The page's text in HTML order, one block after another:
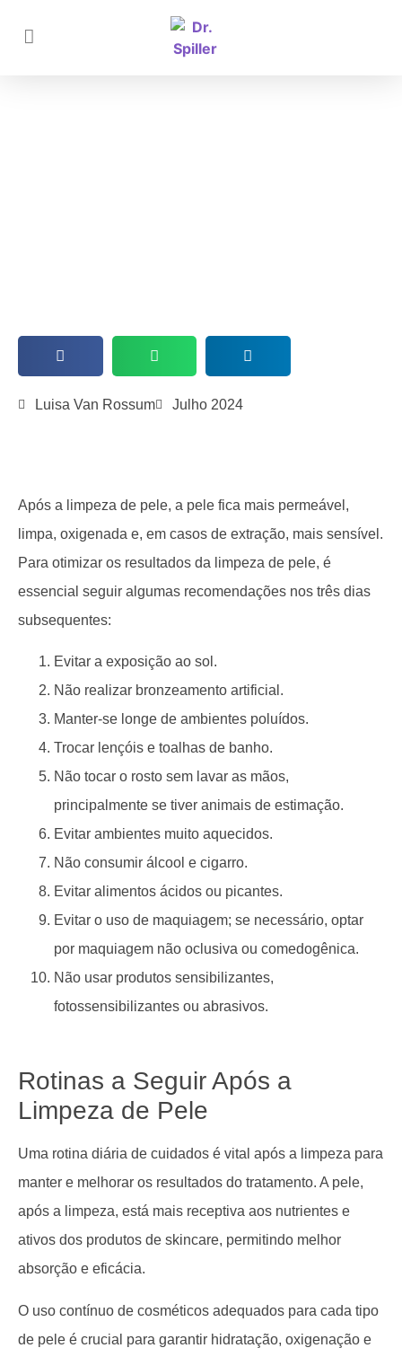
Luisa Van Rossum Julho 2024
Após a limpeza de pele, a pele fica mais permeável,
limpa, oxigenada e, em casos de extração, mais sensível.
Para otimizar os resultados da limpeza de pele, é
essencial seguir algumas recomendações nos três dias
subsequentes:
Evitar a exposição ao sol.
Não realizar bronzeamento artificial.
Manter-se longe de ambientes poluídos.
Trocar lençóis e toalhas de banho.
Não tocar o rosto sem lavar as mãos,
principalmente se tiver animais de estimação.
Evitar ambientes muito aquecidos.
Não consumir álcool e cigarro.
Evitar alimentos ácidos ou picantes.
Evitar o uso de maquiagem; se necessário, optar
por maquiagem não oclusiva ou comedogênica.
Não usar produtos sensibilizantes,
fotossensibilizantes ou abrasivos.
Rotinas a Seguir Após a
Limpeza de Pele
Uma rotina diária de cuidados é vital após a limpeza para
manter e melhorar os resultados do tratamento. A pele,
após a limpeza, está mais receptiva aos nutrientes e
ativos dos produtos de skincare, permitindo melhor
absorção e eficácia.
O uso contínuo de cosméticos adequados para cada tipo
de pele é crucial para garantir hidratação, oxigenação e